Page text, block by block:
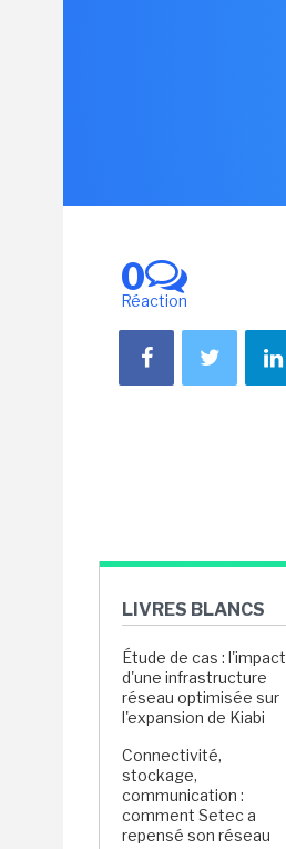
0
Réaction
LIVRES BLANCS
Étude de cas : l'impact
d'une infrastructure
réseau optimisée sur
l'expansion de Kiabi
Connectivité,
stockage,
communication :
comment Setec a
repensé son réseau